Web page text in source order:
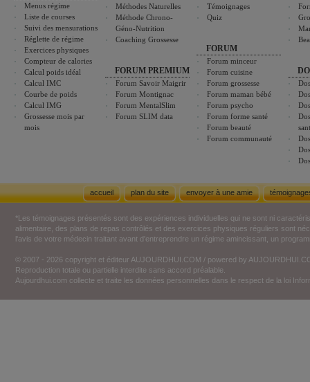
Menus régime
Liste de courses
Suivi des mensurations
Réglette de régime
Exercices physiques
Compteur de calories
Calcul poids idéal
Calcul IMC
Courbe de poids
Calcul IMG
Grossesse mois par
mois
Méthodes Naturelles
Méthode Chrono-
Géno-Nutrition
Coaching Grossesse
FORUM PREMIUM
Forum Savoir Maigrir
Forum Montignac
Forum MentalSlim
Forum SLIM data
Témoignages
Quiz
FORUM
Forum minceur
Forum cuisine
Forum grossesse
Forum maman bébé
Forum psycho
Forum forme santé
Forum beauté
Forum communauté
accueil plan du site envoyer à une amie
*Les témoignages présentés sont des expériences individuelles qui ne sont ni
alimentaire, des plans de repas contrôlés et des exercices physiques réguliers sont
l'avis de votre médecin traitant avant d'entreprendre un régime amincissant, un
© 2007 - 2026 copyright et éditeur AUJOURDHUI.COM / powered by
Reproduction totale ou partielle interdite sans accord préalable.
Aujourdhui.com collecte et traite les données personnelles dans le respect de la loi